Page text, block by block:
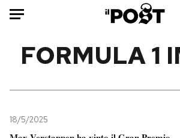
Mondo
Politica
FORMULA 1
18/5/2025